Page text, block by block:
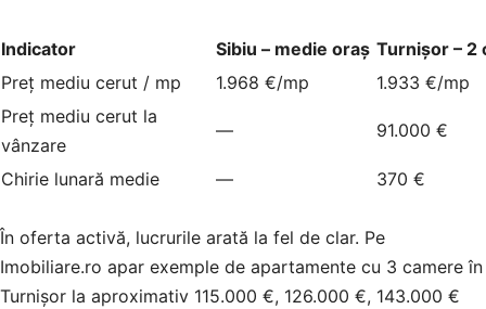
Indicator Sibiu – medie oraș Turnișor – 2
Preț mediu cerut / mp
1.968 €/mp
1.933 €/mp
Preț mediu cerut la
vânzare
— 91.000 €
Chirie lunară medie — 370 €
În oferta activă, lucrurile arată la fel de clar. Pe
Imobiliare.ro apar exemple de apartamente cu 3 camere în
Turnișor la aproximativ 115.000 €, 126.000 €, 143.000 €